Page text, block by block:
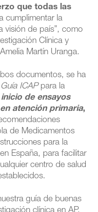
que todas las
cumplimentar la
visión de país”, como
Clínica y
Martín Uranga.
documentos, se ha
Guía ICAPpara la
de ensayos
atención primaria,
de Medicamentos
para la
España, para facilitar
centro de salud
guía de buenas